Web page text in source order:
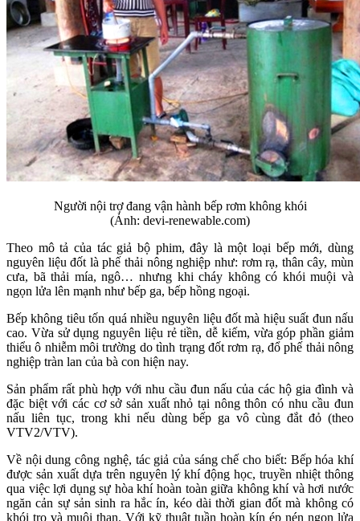
Người nội trợ đang vận hành bếp rơm không khói
(Ảnh: devi-renewable.com)
Theo mô tả của tác giả bộ phim, đây là một loại bếp mới, dùng
nguyên liệu đốt là phế thải nông nghiệp như: rơm rạ, thân cây, mùn
cưa, bã thải mía, ngô… nhưng khi cháy không có khói muội và
ngọn lửa lên mạnh như bếp ga, bếp hồng ngoại.
Bếp không tiêu tốn quá nhiều nguyên liệu đốt mà hiệu suất đun nấu
cao. Vừa sử dụng nguyên liệu rẻ tiền, dễ kiếm, vừa góp phần giảm
thiểu ô nhiễm môi trường do tình trạng đốt rơm rạ, đổ phế thải nông
nghiệp tràn lan của bà con hiện nay.
Sản phẩm rất phù hợp với nhu cầu đun nấu của các hộ gia đình và
đặc biệt với các cơ sở sản xuất nhỏ tại nông thôn có nhu cầu đun
nấu liên tục, trong khi nếu dùng bếp ga vô cùng đắt đỏ (theo
VTV2/VTV).
Về nội dung công nghệ, tác giả của sáng chế cho biết: Bếp hóa khí
được sản xuất dựa trên nguyên lý khí động học, truyền nhiệt thông
qua việc lợi dụng sự hòa khí hoàn toàn giữa không khí và hơi nước
ngăn cản sự sản sinh ra hắc ín, kéo dài thời gian đốt mà không có
khói tro và muội than. Với kỹ thuật tuần hoàn kín ép nén ngọn lửa